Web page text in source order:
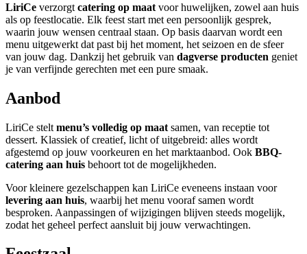
LiriCe verzorgt catering op maat voor huwelijken, zowel aan huis
als op feestlocatie. Elk feest start met een persoonlijk gesprek,
waarin jouw wensen centraal staan. Op basis daarvan wordt een
menu uitgewerkt dat past bij het moment, het seizoen en de sfeer
van jouw dag. Dankzij het gebruik van dagverse producten geniet
je van verfijnde gerechten met een pure smaak.
Aanbod
LiriCe stelt menu’s volledig op maat samen, van receptie tot
dessert. Klassiek of creatief, licht of uitgebreid: alles wordt
afgestemd op jouw voorkeuren en het marktaanbod. Ook BBQ-
catering aan huis behoort tot de mogelijkheden.
Voor kleinere gezelschappen kan LiriCe eveneens instaan voor
levering aan huis, waarbij het menu vooraf samen wordt
besproken. Aanpassingen of wijzigingen blijven steeds mogelijk,
zodat het geheel perfect aansluit bij jouw verwachtingen.